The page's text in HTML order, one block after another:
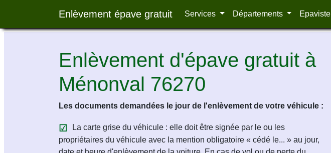
Enlèvement épave gratuit Services Départements Epaviste
Enlèvement d'épave gratuit à
Ménonval 76270
Les documents demandées le jour de l'enlèvement de votre véhicule :
La carte grise du véhicule : elle doit être signée par le ou les
propriétaires du véhicule avec la mention obligatoire « cédé le... » au jour,